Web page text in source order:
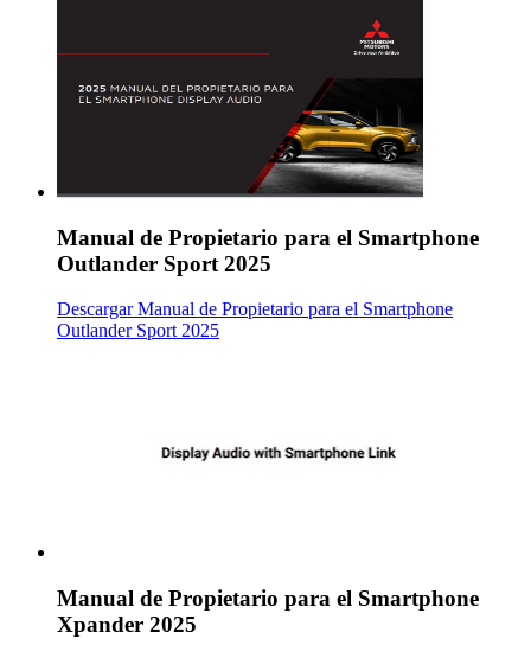
Manual de Propietario para el Smartphone
Outlander Sport 2025
Descargar Manual de Propietario para el Smartphone
Outlander Sport 2025
Manual de Propietario para el Smartphone
Xpander 2025